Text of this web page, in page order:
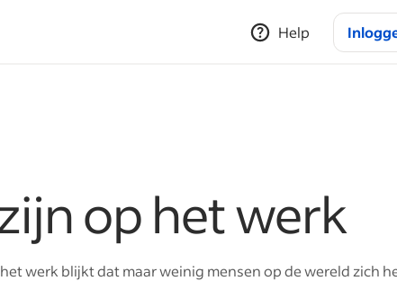
Help
op het werk
werk blijkt dat maar weinig mensen op de wereld zich